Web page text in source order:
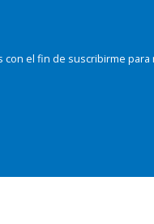
el fin de suscribirme